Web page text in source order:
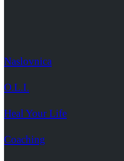
Naslovnica
O.L.I.
Heal Your Life
Coaching